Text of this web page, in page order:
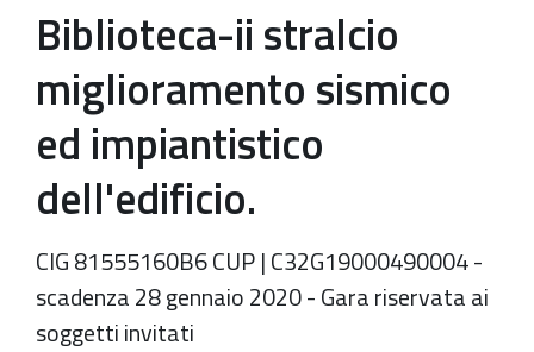
Biblioteca-ii stralcio
miglioramento sismico
ed impiantistico
dell'edificio.
CIG 81555160B6 CUP | C32G19000490004 -
scadenza 28 gennaio 2020 - Gara riservata ai
soggetti invitati